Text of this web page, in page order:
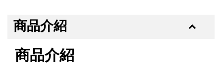
商品介紹
商品介紹